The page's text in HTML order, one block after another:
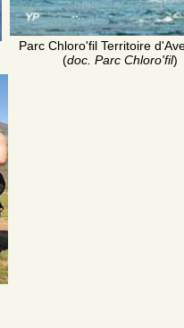
Parc Chloro'fil Territoire
(doc. Parc Chloro'fil)